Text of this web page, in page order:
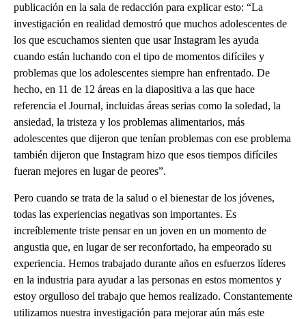
publicación en la sala de redacción para explicar esto: “La
investigación en realidad demostró que muchos adolescentes de
los que escuchamos sienten que usar Instagram les ayuda
cuando están luchando con el tipo de momentos difíciles y
problemas que los adolescentes siempre han enfrentado. De
hecho, en 11 de 12 áreas en la diapositiva a las que hace
referencia el Journal, incluidas áreas serias como la soledad, la
ansiedad, la tristeza y los problemas alimentarios, más
adolescentes que dijeron que tenían problemas con ese problema
también dijeron que Instagram hizo que esos tiempos difíciles
fueran mejores en lugar de peores”.
Pero cuando se trata de la salud o el bienestar de los jóvenes,
todas las experiencias negativas son importantes. Es
increíblemente triste pensar en un joven en un momento de
angustia que, en lugar de ser reconfortado, ha empeorado su
experiencia. Hemos trabajado durante años en esfuerzos líderes
en la industria para ayudar a las personas en estos momentos y
estoy orgulloso del trabajo que hemos realizado. Constantemente
utilizamos nuestra investigación para mejorar aún más este